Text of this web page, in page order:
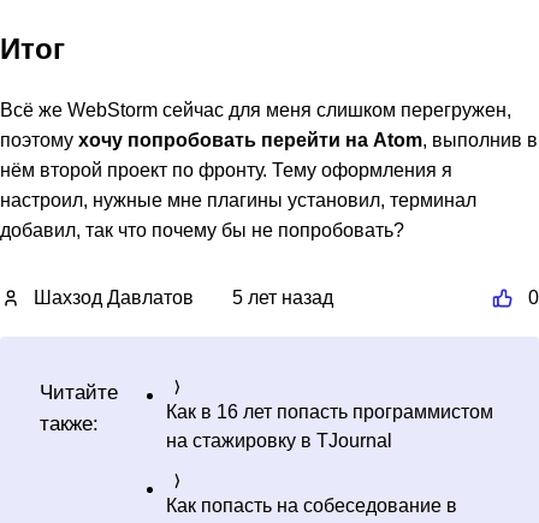
Итог
Всё же WebStorm сейчас для меня слишком перегружен,
поэтому хочу попробовать перейти на Atom, выполнив в
нём второй проект по фронту. Тему оформления я
настроил, нужные мне плагины установил, терминал
добавил, так что почему бы не попробовать?
Шахзод Давлатов 5 лет назад 0
Читайте
также:
Как в 16 лет попасть программистом
на стажировку в TJournal
Как попасть на собеседование в